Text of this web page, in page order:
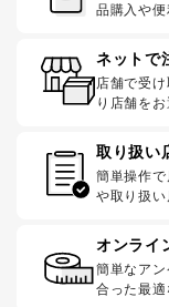
品購入や便
ネットで
店舗で受
り店舗をお
取り扱い
簡単操作
や取り扱い
オンライ
簡単なア
合った最適